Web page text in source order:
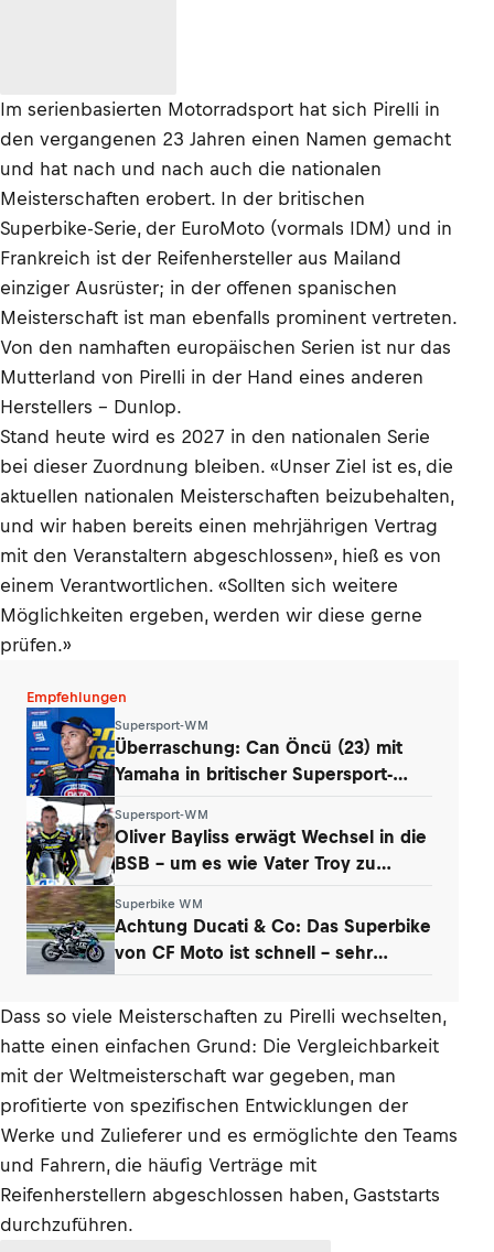
Im serienbasierten Motorradsport hat sich Pirelli in
den vergangenen 23 Jahren einen Namen gemacht
und hat nach und nach auch die nationalen
Meisterschaften erobert. In der britischen
Superbike-Serie, der EuroMoto (vormals IDM) und in
Frankreich ist der Reifenhersteller aus Mailand
einziger Ausrüster; in der offenen spanischen
Meisterschaft ist man ebenfalls prominent vertreten.
Von den namhaften europäischen Serien ist nur das
Mutterland von Pirelli in der Hand eines anderen
Herstellers – Dunlop.
Stand heute wird es 2027 in den nationalen Serie
bei dieser Zuordnung bleiben. «Unser Ziel ist es, die
aktuellen nationalen Meisterschaften beizubehalten,
und wir haben bereits einen mehrjährigen Vertrag
mit den Veranstaltern abgeschlossen», hieß es von
einem Verantwortlichen. «Sollten sich weitere
Möglichkeiten ergeben, werden wir diese gerne
prüfen.»
Empfehlungen
Supersport-WM
Überraschung: Can Öncü (23) mit
Yamaha in britischer Supersport-
Supersport-WM
Oliver Bayliss erwägt Wechsel in die
BSB – um es wie Vater Troy zu
Superbike WM
Achtung Ducati & Co: Das Superbike
von CF Moto ist schnell – sehr
Dass so viele Meisterschaften zu Pirelli wechselten,
hatte einen einfachen Grund: Die Vergleichbarkeit
mit der Weltmeisterschaft war gegeben, man
profitierte von spezifischen Entwicklungen der
Werke und Zulieferer und es ermöglichte den Teams
und Fahrern, die häufig Verträge mit
Reifenherstellern abgeschlossen haben, Gaststarts
durchzuführen.